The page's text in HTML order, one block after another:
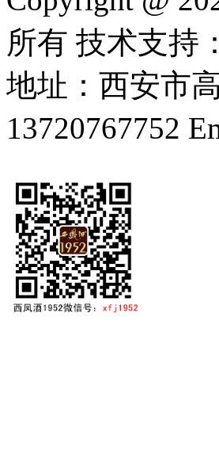
所有 技术支持：
地址：西安市
13720767752